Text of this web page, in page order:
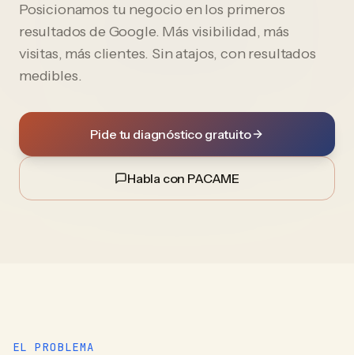
Posicionamos tu negocio en los primeros
resultados de Google. Más visibilidad, más
visitas, más clientes. Sin atajos, con resultados
medibles.
Pide tu diagnóstico gratuito
Habla con PACAME
EL PROBLEMA